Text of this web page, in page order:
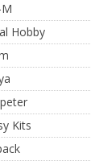
Hobby
Kits